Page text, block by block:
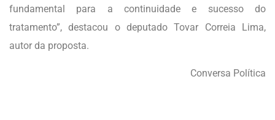
fundamental para a continuidade e sucesso do
tratamento”, destacou o deputado Tovar Correia Lima,
autor da proposta.
Conversa Política